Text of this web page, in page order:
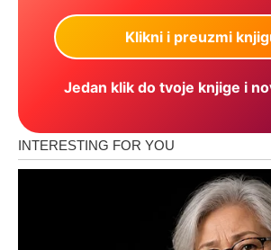
Jedan klik do tvoje knjige i